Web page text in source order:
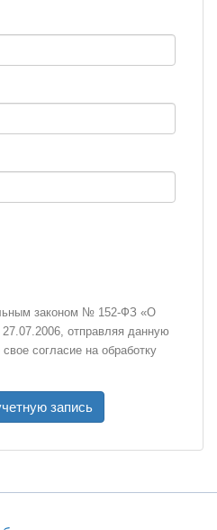
законом № 152-ФЗ «О
отправляя данную
согласие на обработку
запись